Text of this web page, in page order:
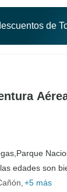
de
Parque
edades son
+5 más